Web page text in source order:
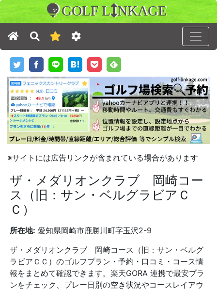
GOLF L NKAGE
※サイトには広告リンクが含まれている場合があります
ザ・メダリオンクラブ 岡崎コー
ス（旧：サン・ベルグラビアＣ
Ｃ）
所在地: 愛知県岡崎市鹿勝川町字玉沢2-9
ザ・メダリオンクラブ 岡崎コース（旧：サン・ベルグ
ラビアＣＣ）のゴルフプラン・予約・口コミ・コース情
報をまとめて確認できます。楽天GORA 連携で最安プラ
ンをチェック、プレー日別の空き状況やコースレイアウ